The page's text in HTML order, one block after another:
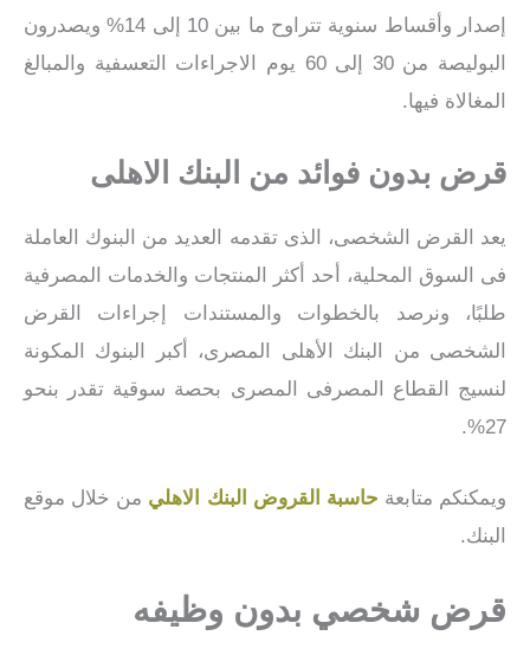
إصدار وأقساط سنوية تتراوح ما بين 10 إلى 14% ويصدرون
البوليصة من 30 إلى 60 يوم الاجراءات التعسفية والمبالغ
المغالاة فيها.
قرض بدون فوائد من البنك الاهلى
يعد القرض الشخصى، الذى تقدمه العديد من البنوك العاملة
فى السوق المحلية، أحد أكثر المنتجات والخدمات المصرفية
طلبًا، ونرصد بالخطوات والمستندات إجراءات القرض
الشخصى من البنك الأهلى المصرى، أكبر البنوك المكونة
لنسيج القطاع المصرفى المصرى بحصة سوقية تقدر بنحو
27%.
ويمكنكم متابعة حاسبة القروض البنك الاهلي من خلال موقع
البنك.
قرض شخصي بدون وظيفه